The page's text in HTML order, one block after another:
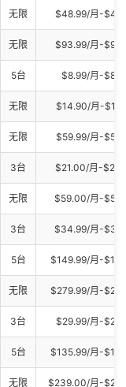
无限 $48.99/月-
无限 $93.99/月-
5台 $8.99/月-
无限 $14.90/月-
无限 $59.99/月-
3台 $21.00/月-
无限 $59.00/月-
3台 $34.99/月-
5台 $149.99/月-
无限 $279.99/月-
3台 $29.99/月-
5台 $135.99/月-
无限 $239.00/月-